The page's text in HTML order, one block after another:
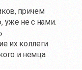
причем
уже не с нами.
их коллеги
и немца.